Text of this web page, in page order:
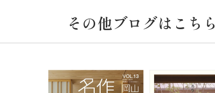
その他ブログはこちら